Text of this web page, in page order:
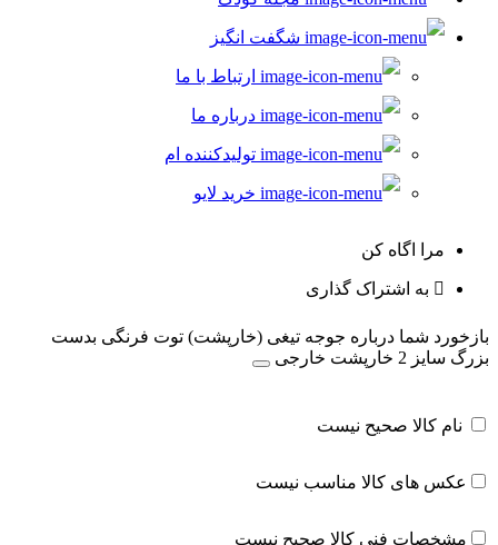
شگفت انگیز
ارتباط با ما
درباره ما
تولیدکننده ام
خرید لایو
مرا اگاه کن
به اشتراک گذاری
بازخورد شما درباره جوجه تیغی (خارپشت) توت فرنگی بدست
بزرگ سایز 2 خارپشت خارجی
نام کالا صحیح نیست
عکس های کالا مناسب نیست
مشخصات فنی کالا صحیح نیست